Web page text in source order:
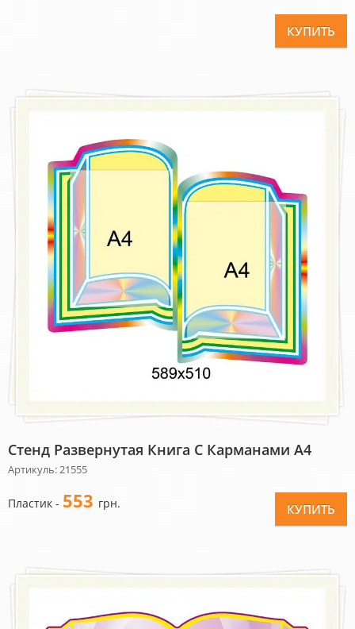
КУПИТЬ
Стенд Развернутая Книга С Карманами А4
Артикуль: 21555
Пластик - 553 грн. КУПИТЬ